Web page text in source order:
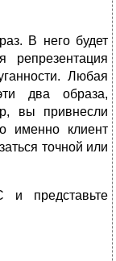
В него будет
репрезентация
Любая
два образа,
вы привнесли
именно клиент
точной или
и представьте